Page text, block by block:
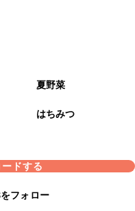
夏野菜
はちみつ
ドする
フォロー